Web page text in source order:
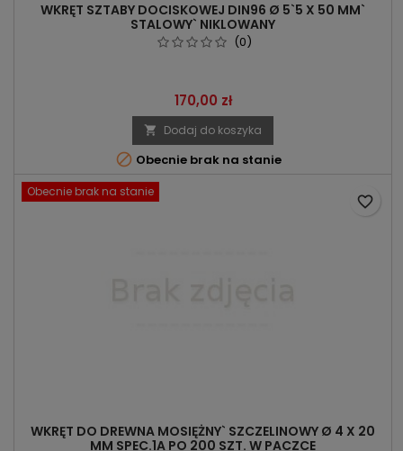
WKRĘT SZTABY DOCISKOWEJ DIN96 Ø 5`5 X 50 MM`
STALOWY` NIKLOWANY
(0)
Cena
170,00 zł
 Dodaj do koszyka
 Obecnie brak na stanie
Obecnie brak na stanie
WKRĘT DO DREWNA MOSIĘŻNY` SZCZELINOWY Ø 4 X 20
MM SPEC.1A PO 200 SZT. W PACZCE
favorite_border